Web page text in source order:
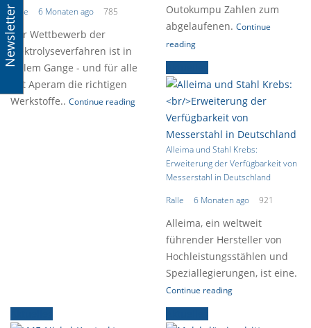
Ralle
6 Monaten ago 785
Der Wettbewerb der
Elektrolyseverfahren ist in
vollem Gange - und für alle
hat Aperam die richtigen
Werkstoffe.. Continue reading
Outokumpu Zahlen zum
abgelaufenen. Continue
reading
Alleima und Stahl Krebs:
Erweiterung der Verfügbarkeit von
Messerstahl in Deutschland
Ralle
6 Monaten ago 921
Alleima, ein weltweit
führender Hersteller von
Hochleistungsstählen und
Speziallegierungen, ist eine.
Continue reading
Newsletter